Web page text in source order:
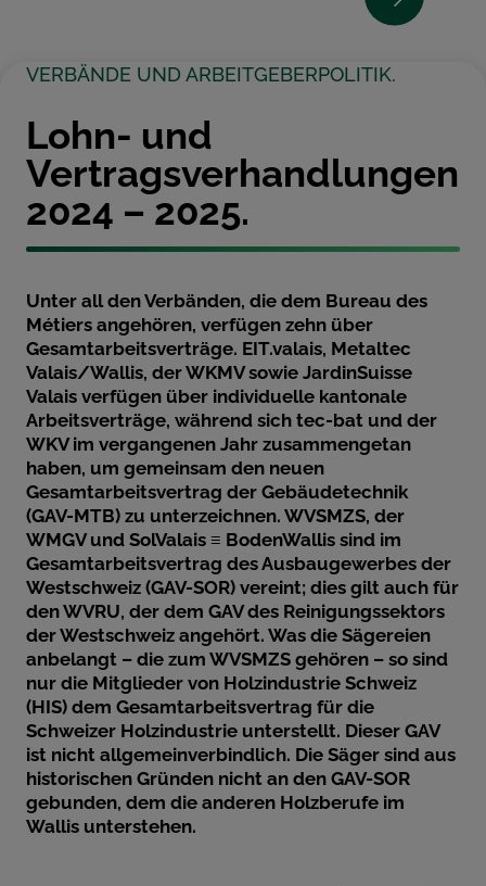
VERBÄNDE UND ARBEITGEBERPOLITIK.
Lohn- und
Vertragsverhandlungen
2024 – 2025.
Unter all den Verbänden, die dem Bureau des
Métiers angehören, verfügen zehn über
Gesamtarbeitsverträge. EIT.valais, Metaltec
Valais/Wallis, der WKMV sowie JardinSuisse
Valais verfügen über individuelle kantonale
Arbeitsverträge, während sich tec-bat und der
WKV im vergangenen Jahr zusammengetan
haben, um gemeinsam den neuen
Gesamtarbeitsvertrag der Gebäudetechnik
(GAV-MTB) zu unterzeichnen. WVSMZS, der
WMGV und SolValais ≡ BodenWallis sind im
Gesamtarbeitsvertrag des Ausbaugewerbes der
Westschweiz (GAV-SOR) vereint; dies gilt auch für
den WVRU, der dem GAV des Reinigungssektors
der Westschweiz angehört. Was die Sägereien
anbelangt – die zum WVSMZS gehören – so sind
nur die Mitglieder von Holzindustrie Schweiz
(HIS) dem Gesamtarbeitsvertrag für die
Schweizer Holzindustrie unterstellt. Dieser GAV
ist nicht allgemeinverbindlich. Die Säger sind aus
historischen Gründen nicht an den GAV-SOR
gebunden, dem die anderen Holzberufe im
Wallis unterstehen.